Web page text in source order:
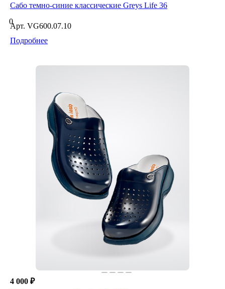
Сабо темно-синие классические Greys Life 36
0
Арт. VG600.07.10
Подробнее
4 000 ₽